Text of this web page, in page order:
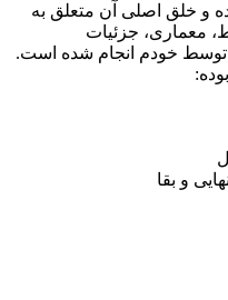
و خلق اصلی آن متعلق به
معماری، جزئیات
خودم انجام شده است.
و بقا